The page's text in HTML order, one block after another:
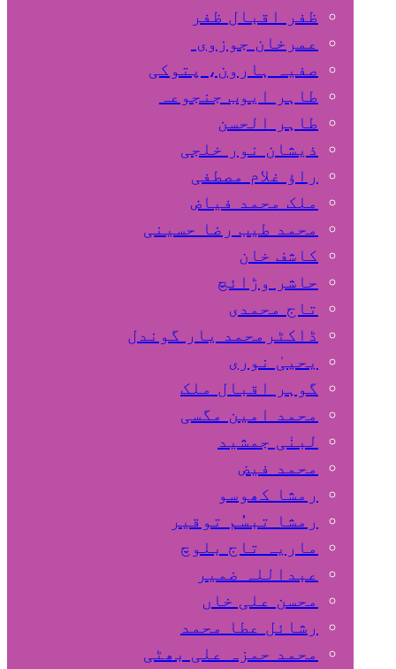
ظفر اقبال ظفر
عمرخان جوزوی
صفیہ ہارون، پتوکی
طاہر ایوب جنجوعہ
طاہر الحسن
ذیشان نور خلجی
راﺅ غلام مصطفی
ملک محمد فیاض
محمد طیب رضا حسینی
کاشف خان
حاشر وڑائچ
تاج محمدی
ڈاکٹرمحمد یار گوندل
گوہر اقبال ملک
محمد امین مگسی
لبنٰی جمشید
محمد فیض
رمشا کھوسو
رمشا تبسُم توقیر
ماریہ تاج بلوچ
عبداللہ ضمیر
محسن علی خاں
رشائل عطا محمد
محمد حمزہ علی بھٹی